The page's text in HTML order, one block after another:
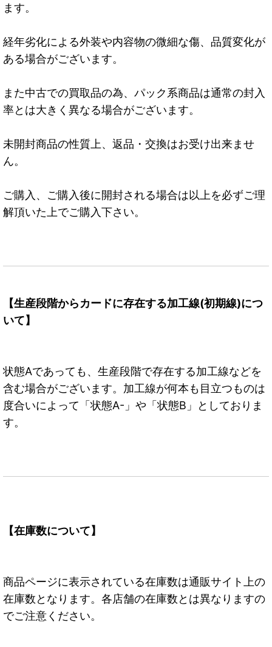
ます。
経年劣化による外装や内容物の微細な傷、品質変化が
ある場合がございます。
また中古での買取品の為、パック系商品は通常の封入
率とは大きく異なる場合がございます。
未開封商品の性質上、返品・交換はお受け出来ませ
ん。
ご購入、ご購入後に開封される場合は以上を必ずご理
解頂いた上でご購入下さい。
【生産段階からカードに存在する加工線(初期線)につ
いて】
状態Aであっても、生産段階で存在する加工線などを
含む場合がございます。加工線が何本も目立つものは
度合いによって「状態A-」や「状態B」としておりま
す。
【在庫数について】
商品ページに表示されている在庫数は通販サイト上の
在庫数となります。各店舗の在庫数とは異なりますの
でご注意ください。